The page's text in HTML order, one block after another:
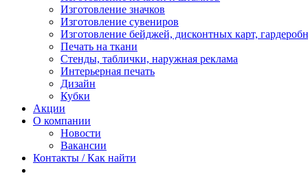
Изготовление значков
Изготовление сувениров
Изготовление бейджей, дисконтных карт,
Печать на ткани
Стенды, таблички, наружная реклама
Интерьерная печать
Дизайн
Кубки
Акции
О компании
Новости
Вакансии
Контакты / Как найти